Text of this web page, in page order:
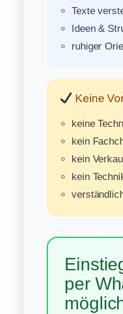
Texte
Ideen &
ruhiger
Keine
keine
kein
kein
kein
per